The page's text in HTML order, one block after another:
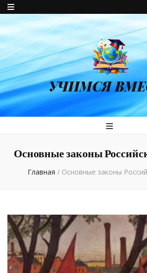
УЧИМСЯ
Основные законы
Главная / Основные законы